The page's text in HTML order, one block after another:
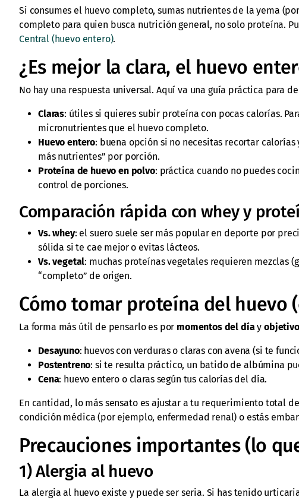
Si consumes el huevo completo, sumas nutrientes de la yema
completo para quien busca nutrición general, no solo proteína.
Central (huevo entero).
¿Es mejor la clara, el huevo
No hay una respuesta universal. Aquí va una guía práctica para
Claras: útiles si quieres subir proteína con pocas calorías.
micronutrientes que el huevo completo.
Huevo entero: buena opción si no necesitas recortar
más nutrientes” por porción.
Proteína de huevo en polvo: práctica cuando no puedes
control de porciones.
Comparación rápida con whey y
Vs. whey: el suero suele ser más popular en deporte por
sólida si te cae mejor o evitas lácteos.
Vs. vegetal: muchas proteínas vegetales requieren mezclas
“completo” de origen.
Cómo tomar proteína del huevo
La forma más útil de pensarlo es por momentos del díayobjetivo
Desayuno: huevos con verduras o claras con avena (si te
Postentreno: si te resulta práctico, un batido de albúmina
Cena: huevo entero o claras según tus calorías del día.
En cantidad, lo más sensato es ajustar a tu requerimiento total
condición médica (por ejemplo, enfermedad renal) o estás
Precauciones importantes (lo
1) Alergia al huevo
La alergia al huevo existe y puede ser seria. Si has tenido